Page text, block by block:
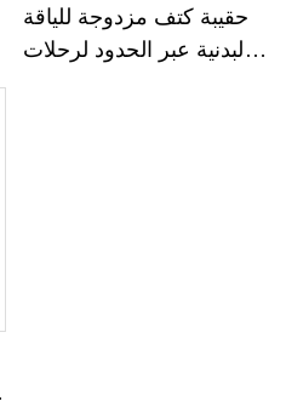
حقيبة كتف مزدوجة للياقة
البدنية عبر الحدود لرحلات